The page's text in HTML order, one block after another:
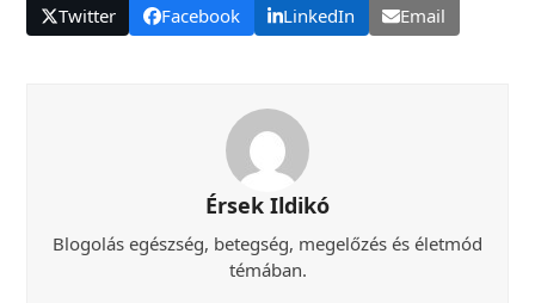
Twitter Facebook LinkedIn Email
Érsek Ildikó
Blogolás egészség, betegség, megelőzés és életmód
témában.